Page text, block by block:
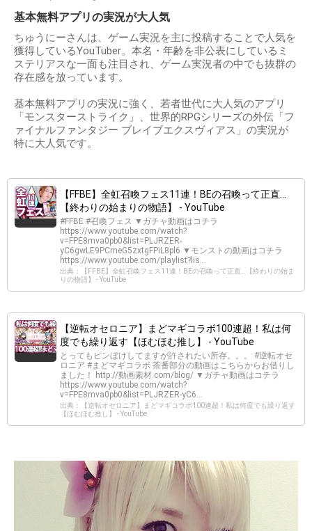
基本無料アプリの実況が大人気
ちゅうにーさんは、ゲーム実況を主に投稿することで人気を
獲得しているYouTuber。本名・年齢を非公表にしているミ
ステリアスな一面も注目され、ゲーム実況者の中でも抜群の
存在感を放っています。
基本無料アプリの実況に強く、若者世代に大人気のアプリ
「モンスターストライク」、世界的RPGシリーズの外伝「フ
ァイナルファンタジー ブレイブエクスヴィアス」の実況が
特に大人気です。
【FFBE】全虹召喚フェス11連！BEの召喚って正直…
【終わりの始まりの物語】 - YouTube
#FFBE #召喚フェス ▼ガチャ動画はコチラ
https://www.youtube.com/watch?
v=FPE8mva0pb0&list=PLJRZER-
yC6gwLE9PCmeG5zxtgFPiL8pl6 ▼モンストの動画はコチラ
https://www.youtube.com/playlist?lis...
出典：【FFBE】全虹召喚フェス11連！BEの召喚って正直…【終わりの始ま
りの物語】 - YouTube
【逆転オセロニア】まどマギコラボ100連超！私は何
度でも繰り返す【ほむほむ推し】 - YouTube
とってもピンぼけしてますが許されたい所存。。。 #逆転オセ
ロニア #まどマギコラボ 茶番部分の動画はこちらからお借りし
ました！ http://動画素材.com/blog/ ▼ガチャ動画はコチラ
https://www.youtube.com/watch?
v=FPE8mva0pb0&list=PLJRZER-yC6...
出典：【逆転オセロニア】まどマギコラボ100連超！私は何度でも繰り返す
【ほむほむ推し】 - YouTube